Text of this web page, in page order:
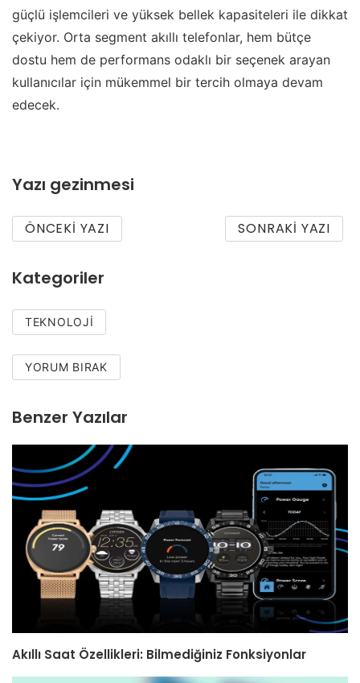
güçlü işlemcileri ve yüksek bellek kapasiteleri ile dikkat
çekiyor. Orta segment akıllı telefonlar, hem bütçe
dostu hem de performans odaklı bir seçenek arayan
kullanıcılar için mükemmel bir tercih olmaya devam
edecek.
Yazı gezinmesi
ÖNCEKI YAZI SONRAKI YAZI
Kategoriler
TEKNOLOJI
YORUM BIRAK
Benzer Yazılar
Akıllı Saat Özellikleri: Bilmediğiniz Fonksiyonlar